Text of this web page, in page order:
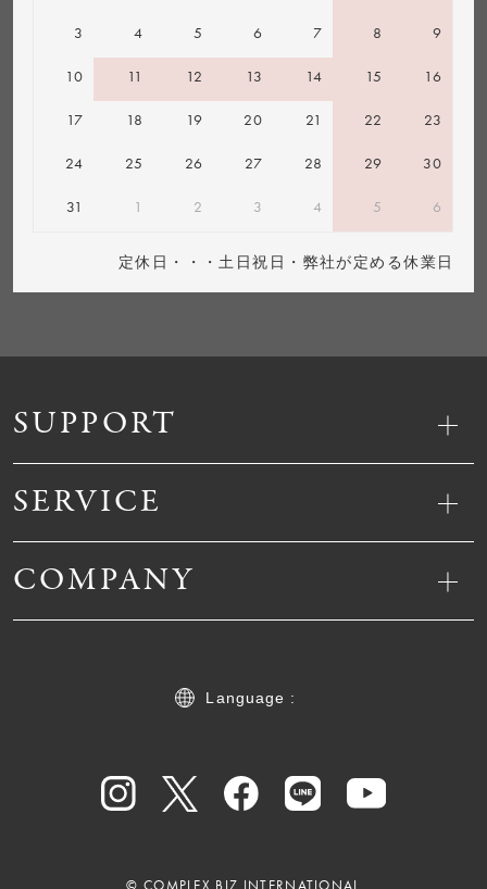
SUPPORT
SERVICE
COMPANY
Language :
3 4 5 6 7 8 9
10 11 12 13 14 15 16
17 18 19 20 21 22 23
24 25 26 27 28 29 30
31 1 2 3 4 5 6
定休日・・・土日祝日・弊社が定める休業日